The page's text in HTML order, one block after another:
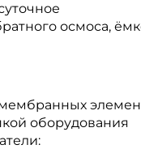
осмоса,
оборудования